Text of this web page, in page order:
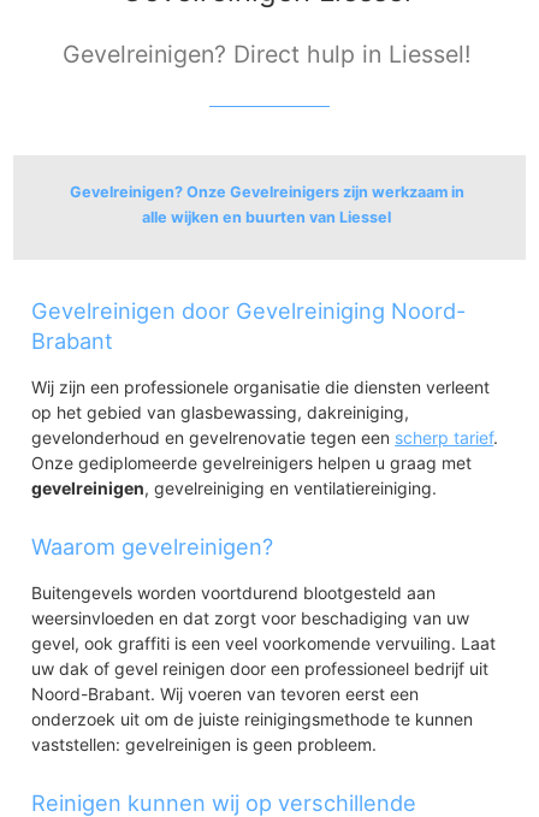
Gevelreinigen? Direct hulp in Liessel!
Gevelreinigen? Onze Gevelreinigers zijn werkzaam in
alle wijken en buurten van Liessel
Liessel
Gevelreinigen door Gevelreiniging Noord-
Brabant
Wij zijn een professionele organisatie die diensten verleent
op het gebied van glasbewassing, dakreiniging,
gevelonderhoud en gevelrenovatie tegen een scherp tarief.
Onze gediplomeerde gevelreinigers helpen u graag met
gevelreinigen, gevelreiniging en ventilatiereiniging.
Waarom gevelreinigen?
Buitengevels worden voortdurend blootgesteld aan
weersinvloeden en dat zorgt voor beschadiging van uw
gevel, ook graffiti is een veel voorkomende vervuiling. Laat
uw dak of gevel reinigen door een professioneel bedrijf uit
Noord-Brabant. Wij voeren van tevoren eerst een
onderzoek uit om de juiste reinigingsmethode te kunnen
vaststellen: gevelreinigen is geen probleem.
Reinigen kunnen wij op verschillende